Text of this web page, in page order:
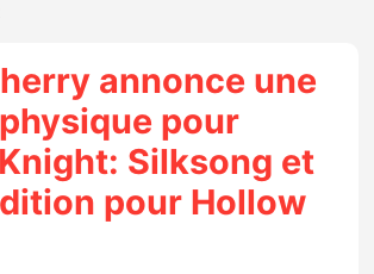
annonce une
pour
Silksong et
pour Hollow